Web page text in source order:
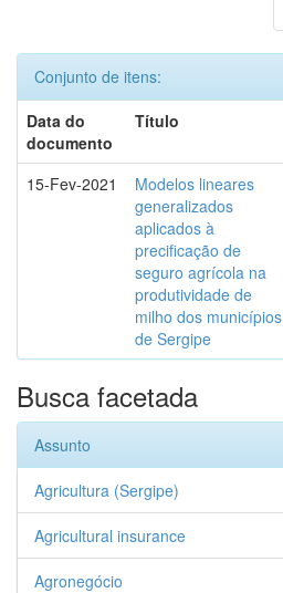
Conjunto de itens:
Data do
documento
Título
15-Fev-2021
Modelos lineares
generalizados
aplicados à
precificação de
seguro agrícola na
produtividade de
milho dos municípios
de Sergipe
Busca facetada
Assunto
Agricultura (Sergipe)
Agricultural insurance
Agronegócio